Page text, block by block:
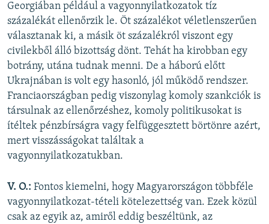
Georgiában például a vagyonnyilatkozatok tíz
százalékát ellenőrzik le. Öt százalékot véletlenszerűen
választanak ki, a másik öt százalékról viszont egy
civilekből álló bizottság dönt. Tehát ha kirobban egy
botrány, utána tudnak menni. De a háború előtt
Ukrajnában is volt egy hasonló, jól működő rendszer.
Franciaországban pedig viszonylag komoly szankciók is
társulnak az ellenőrzéshez, komoly politikusokat is
ítéltek pénzbírságra vagy felfüggesztett börtönre azért,
mert visszásságokat találtak a
vagyonnyilatkozatukban.
V. O.: Fontos kiemelni, hogy Magyarországon többféle
vagyonnyilatkozat-tételi kötelezettség van. Ezek közül
csak az egyik az, amiről eddig beszéltünk, az